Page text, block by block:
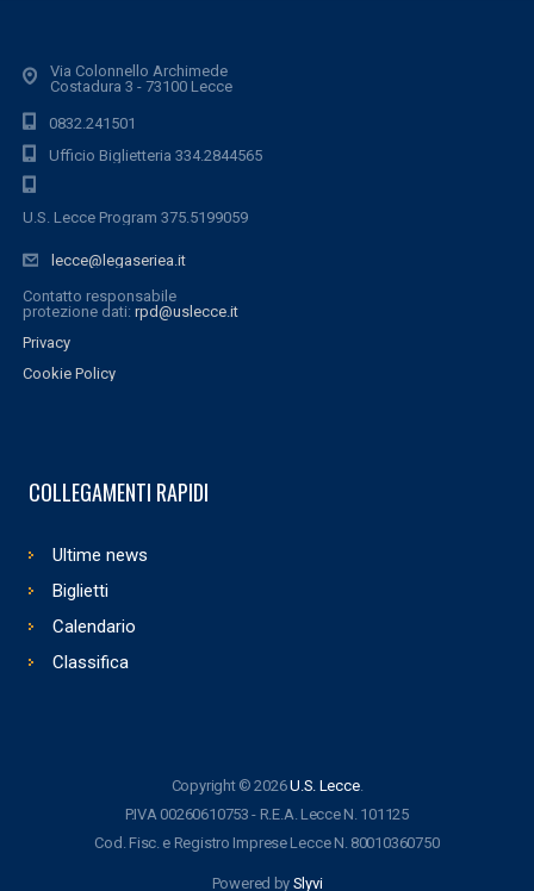
Via Colonnello Archimede
Costadura 3 - 73100 Lecce
0832.241501
Ufficio Biglietteria 334.2844565
U.S. Lecce Program 375.5199059
lecce@legaseriea.it
Contatto responsabile
protezione dati: rpd@uslecce.it
Privacy
Cookie Policy
COLLEGAMENTI RAPIDI
Ultime news
Biglietti
Calendario
Classifica
Copyright © 2026U.S. Lecce.
P.IVA 00260610753 - R.E.A. Lecce N. 101125
Cod. Fisc. e Registro Imprese Lecce N. 80010360750
Powered by Slyvi